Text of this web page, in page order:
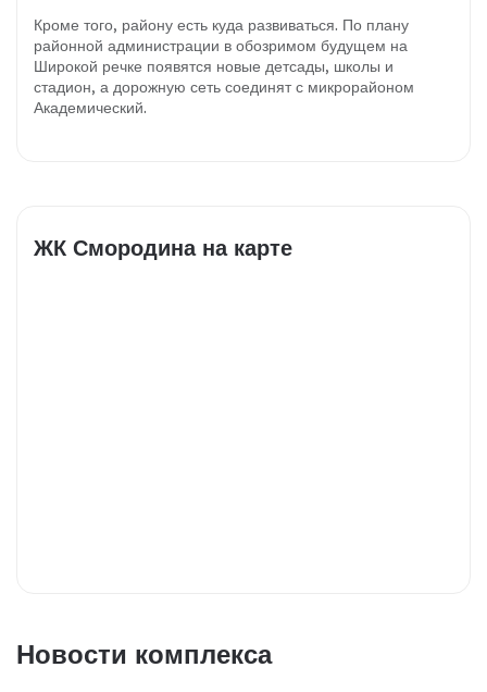
Кроме того, району есть куда развиваться. По плану
районной администрации в обозримом будущем на
Широкой речке появятся новые детсады, школы и
стадион, а дорожную сеть соединят с микрорайоном
Академический.
ЖК Смородина на карте
Новости комплекса